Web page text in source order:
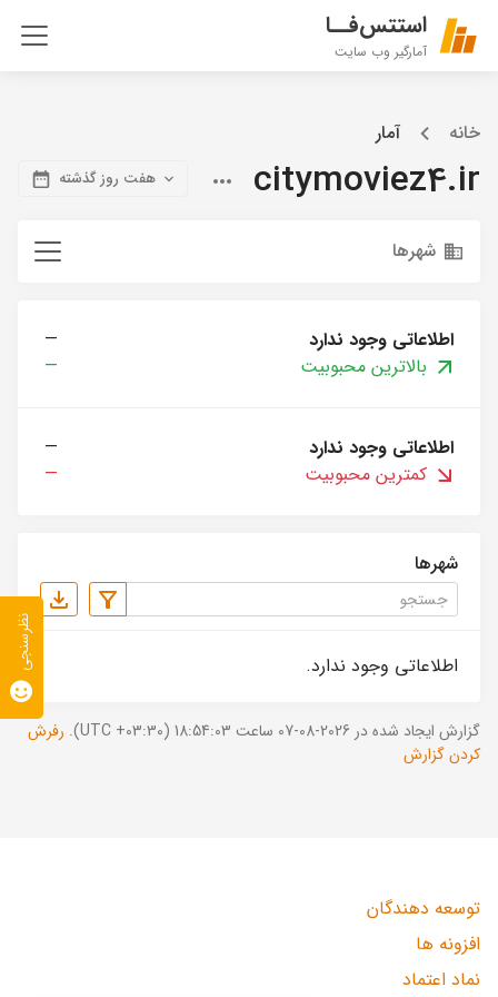
استتس‌فــا
آمارگیر وب سایت
خانه آمار
citymoviez4.ir هفت روز گذشته
شهرها
اطلاعاتی وجود ندارد
—
بالاترین محبوبیت
—
اطلاعاتی وجود ندارد
—
کمترین محبوبیت
—
شهرها
اطلاعاتی وجود ندارد.
گزارش ایجاد شده در 2026-08-07 ساعت 18:54:03 (UTC +03:30).
رفرش
کردن گزارش
توسعه دهندگان
افزونه ها
نماد اعتماد
نظرسنجی